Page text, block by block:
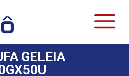
GELEIA